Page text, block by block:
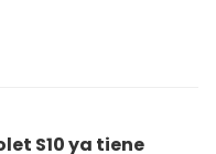
S10 ya tiene